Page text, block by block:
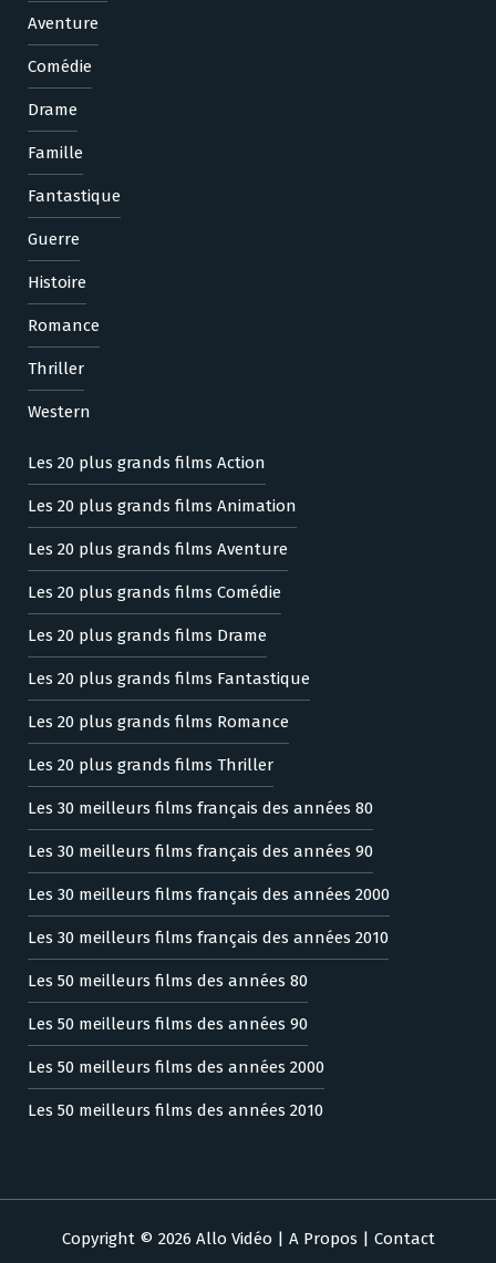
Aventure
Comédie
Drame
Famille
Fantastique
Guerre
Histoire
Romance
Thriller
Western
Les 20 plus grands films Action
Les 20 plus grands films Animation
Les 20 plus grands films Aventure
Les 20 plus grands films Comédie
Les 20 plus grands films Drame
Les 20 plus grands films Fantastique
Les 20 plus grands films Romance
Les 20 plus grands films Thriller
Les 30 meilleurs films français des années 80
Les 30 meilleurs films français des années 90
Les 30 meilleurs films français des années 2000
Les 30 meilleurs films français des années 2010
Les 50 meilleurs films des années 80
Les 50 meilleurs films des années 90
Les 50 meilleurs films des années 2000
Les 50 meilleurs films des années 2010
Copyright © 2026 Allo Vidéo | A Propos | Contact